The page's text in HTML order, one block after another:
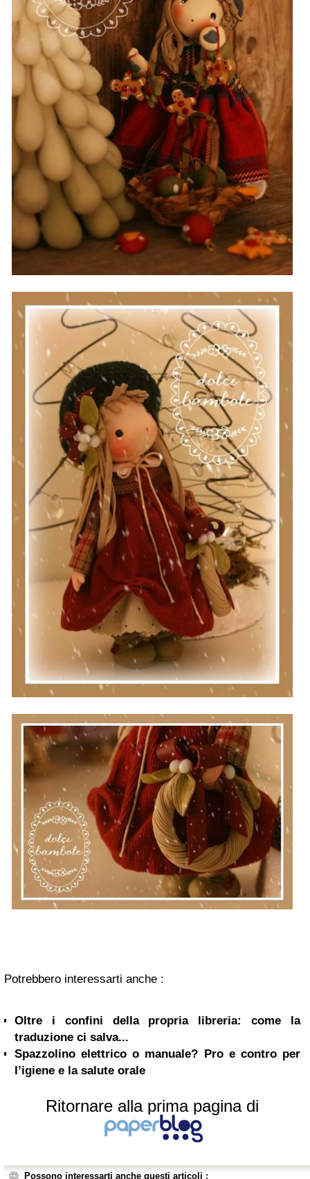
Potrebbero interessarti anche :
Oltre i confini della propria libreria: come la
traduzione ci salva...
Spazzolino elettrico o manuale? Pro e contro per
l’igiene e la salute orale
Ritornare alla prima pagina di
Possono interessarti anche questi articoli :